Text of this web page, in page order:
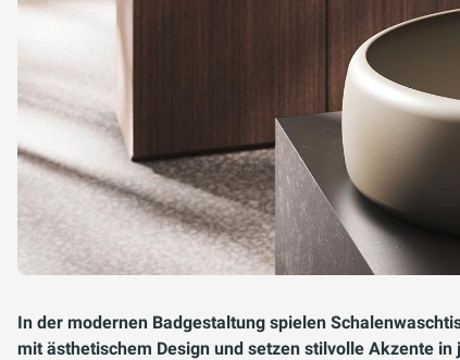
In der modernen Badgestaltung spielen
mit ästhetischem Design und setzen stilvolle Akzente